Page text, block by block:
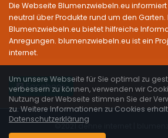
Die Webseite Blumenzwiebeln.eu
neutral über Produkte rund um den Garten.
Blumenzwiebeln.eu bietet hilfreiche
Anregungen. blumenzwiebeln.eu ist ein
internet.
Facebook
©2021 dehne internet |
Um unsere Webseite für Sie optimal zu
verbessern zu können, verwenden wir
Nutzung der Webseite stimmen Sie der
zu. Weitere Informationen zu Cookies
Datenschutzerklärung